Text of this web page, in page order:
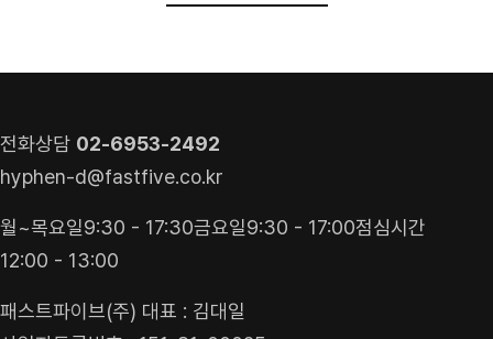
전화상담 02-6953-2492
hyphen-d@fastfive.co.kr
월~목요일9:30 - 17:30금요일9:30 - 17:00점심시간
12:00 - 13:00
패스트파이브(주) 대표 : 김대일